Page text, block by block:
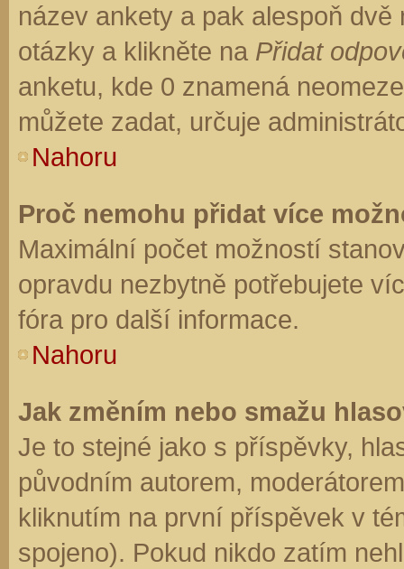
název ankety a pak alespoň
otázky a klikněte na Přidat
anketu, kde 0 znamená
můžete zadat, určuje
Nahoru
Proč nemohu přidat více
Maximální počet možností
opravdu nezbytně potřebujete
fóra pro další informace.
Nahoru
Jak změním nebo smažu
Je to stejné jako s příspěvky,
původním autorem,
kliknutím na první příspěvek v
spojeno). Pokud nikdo zatím